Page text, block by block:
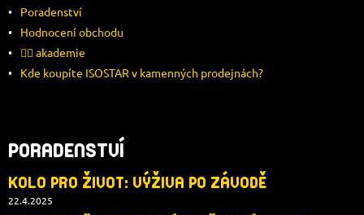
Poradenství
Hodnocení obchodu
🚴‍♂️ akademie
Kde koupíte ISOSTAR v kamenných prodejnách?
PORADENSTVÍ
KOLO PRO ŽIVOT: VÝŽIVA PO ZÁVODĚ
22.4.2025